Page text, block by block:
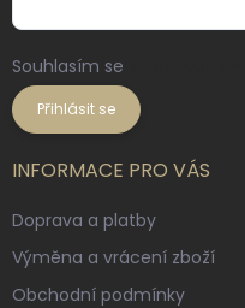
Souhlasím se
Přihlásit se
INFORMACE PRO VÁS
Doprava a platby
Výměna a vrácení zboží
Obchodní podmínky